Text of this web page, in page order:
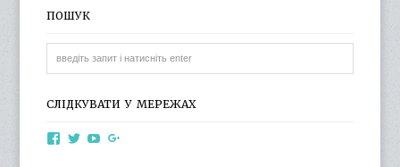
ПОШУК
СЛІДКУВАТИ У МЕРЕЖАХ
ViewViewView